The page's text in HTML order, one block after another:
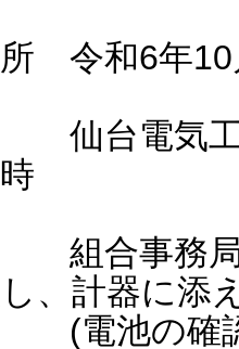
所 令和6年10
気工事
組合事務局
、計器に添
確認を必